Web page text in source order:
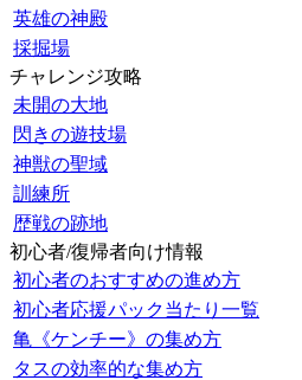
英雄の神殿
採掘場
チャレンジ攻略
未開の大地
閃きの遊技場
神獣の聖域
訓練所
歴戦の跡地
初心者/復帰者向け情報
初心者のおすすめの進め方
初心者応援パック当たり一覧
亀《ケンチー》の集め方
タスの効率的な集め方